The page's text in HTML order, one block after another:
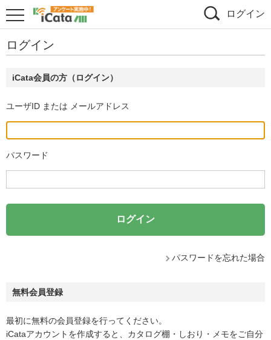
ログイン
ログイン
iCata会員の方（ログイン）
ユーザID または メールアドレス
パスワード
パスワードを忘れた場合
無料会員登録
最初に無料の会員登録を行ってください。
iCataアカウントを作成すると、カタログ棚・しおり・メモをご自分